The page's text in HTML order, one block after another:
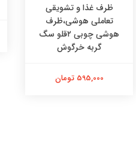
ظرف غذا و تشویقی
تعاملی هوشی،ظرف
هوشی چوبی ۲قلو سگ
گربه خرگوش
595,000 تومان